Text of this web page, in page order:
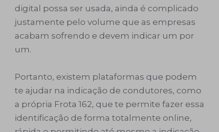
digital possa ser usada, ainda é complicado
justamente pelo volume que as empresas
acabam sofrendo e devem indicar um por
um.
Portanto, existem plataformas que podem
te ajudar na indicação de condutores, como
a própria Frota 162, que te permite fazer essa
identificação de forma totalmente online,